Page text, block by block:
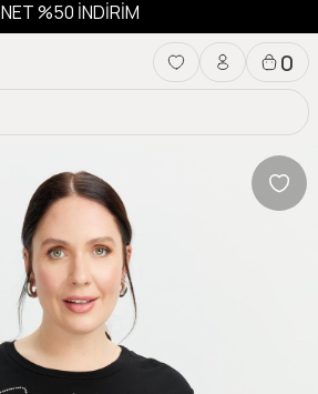
NET %50 İNDİRİM
0